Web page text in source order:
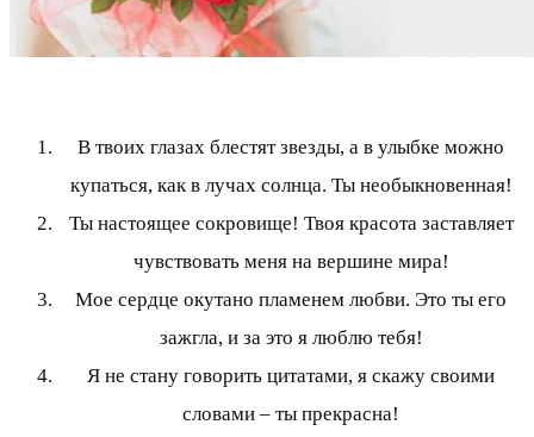
В твоих глазах блестят звезды, а в улыбке можно
купаться, как в лучах солнца. Ты необыкновенная!
Ты настоящее сокровище! Твоя красота заставляет
чувствовать меня на вершине мира!
Мое сердце окутано пламенем любви. Это ты его
зажгла, и за это я люблю тебя!
Я не стану говорить цитатами, я скажу своими
словами – ты прекрасна!